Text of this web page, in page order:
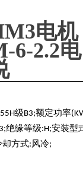
电机
6-2.2电
级B3;额定功率
绝缘等级:H;安装型
却方式:风冷;